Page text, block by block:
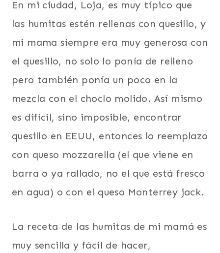
En mi ciudad, Loja, es muy típico que
las humitas estén rellenas con quesillo, y
mi mama siempre era muy generosa con
el quesillo, no solo lo ponía de relleno
pero también ponía un poco en la
mezcla con el choclo molido. Así mismo
es difícil, sino imposible, encontrar
quesillo en EEUU, entonces lo reemplazo
con queso mozzarella (el que viene en
barra o ya rallado, no el que está fresco
en agua) o con el queso Monterrey jack.
La receta de las humitas de mi mamá es
muy sencilla y fácil de hacer,